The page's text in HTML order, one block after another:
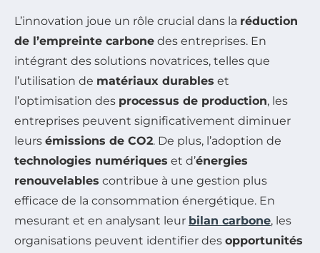
L’innovation joue un rôle crucial dans la réduction
de l’empreinte carbone des entreprises. En
intégrant des solutions novatrices, telles que
l’utilisation de matériaux durables et
l’optimisation des processus de production, les
entreprises peuvent significativement diminuer
leurs émissions de CO2. De plus, l’adoption de
technologies numériques et d’énergies
renouvelables contribue à une gestion plus
efficace de la consommation énergétique. En
mesurant et en analysant leur bilan carbone, les
organisations peuvent identifier des opportunités